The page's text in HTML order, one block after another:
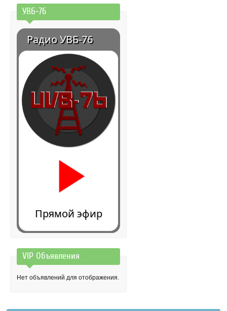
УВБ-76
Радио УВБ-76
0:00
Прямой эфир
VIP Объявления
Нет объявлений для отображения.